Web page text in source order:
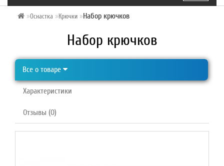
Оснастка Крючки Набор крючков
Набор крючков
Все о товаре
Характеристики
Отзывы (0)